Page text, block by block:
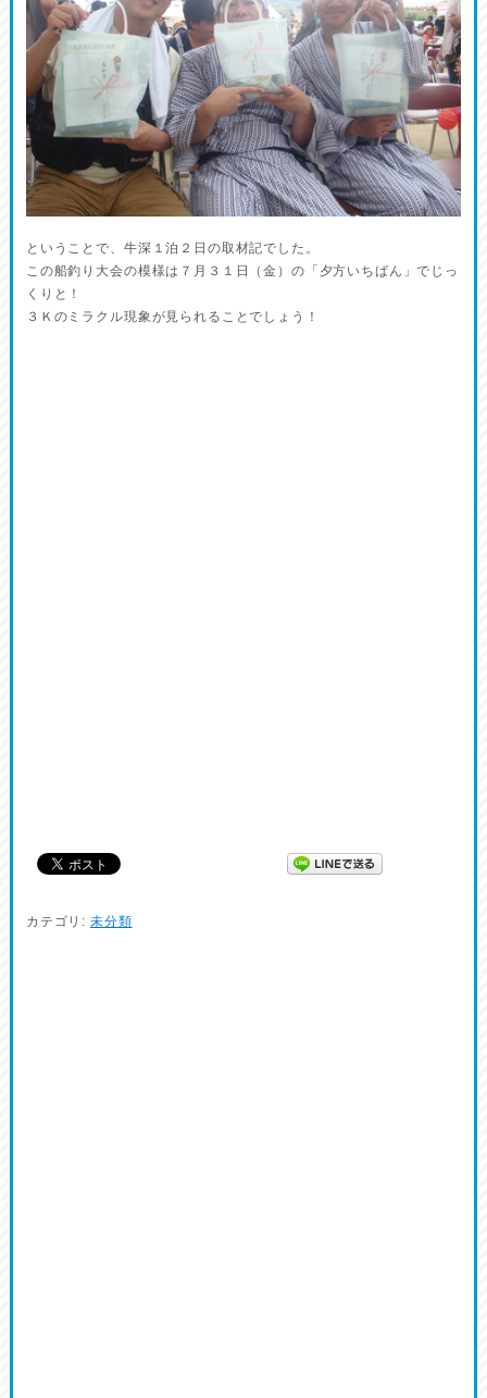
ということで、牛深１泊２日の取材記でした。
この船釣り大会の模様は７月３１日（金）の「夕方いちばん」でじっ
くりと！
３Ｋのミラクル現象が見られることでしょう！
カテゴリ: 未分類